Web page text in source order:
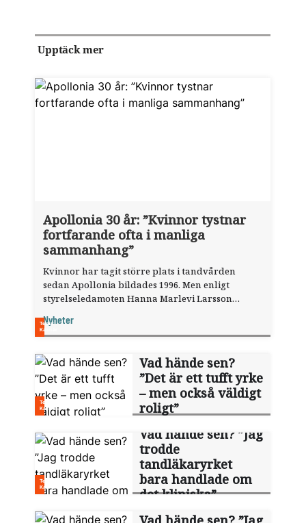
Upptäck mer
Apollonia 30 år: ”Kvinnor tystnar
fortfarande ofta i manliga
sammanhang”
Kvinnor har tagit större plats i tandvården
sedan Apollonia bildades 1996. Men enligt
styrelse­ledamoten Hanna Marlevi Larsson
Nyheter
Vad hände sen?
”Det är ett tufft yrke
– men också väldigt
roligt”
Vad hände sen? ”Jag
trodde
tandläkaryrket
bara handlade om
det kliniska”